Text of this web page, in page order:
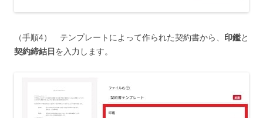
（手順4） テンプレートによって作られた契約書から、 印鑑と
契約締結日 を入力します。